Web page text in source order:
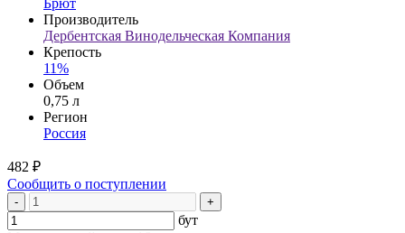
Производитель
Дербентская Винодельческая Компания
Крепость
11%
Объем
0,75 л
Регион
Россия
482 ₽
Сообщить о поступлении
- +
бут